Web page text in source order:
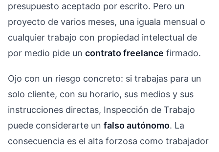
presupuesto aceptado por escrito. Pero un
proyecto de varios meses, una iguala mensual o
cualquier trabajo con propiedad intelectual de
por medio pide un contrato freelance firmado.
Ojo con un riesgo concreto: si trabajas para un
solo cliente, con su horario, sus medios y sus
instrucciones directas, Inspección de Trabajo
puede considerarte un falso autónomo. La
consecuencia es el alta forzosa como trabajador